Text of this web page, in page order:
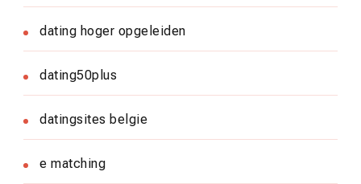
dating hoger opgeleiden
dating50plus
datingsites belgie
e matching